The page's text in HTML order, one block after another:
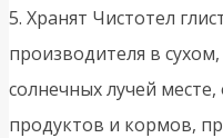
5. Хранят Чистотел
производителя в
солнечных лучей
продуктов и кормов,